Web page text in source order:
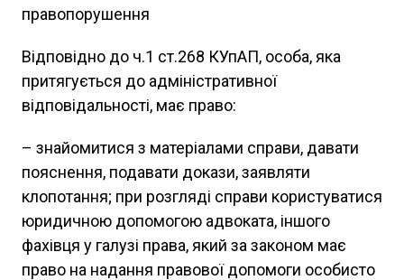
правопорушення
Відповідно до ч.1 ст.268 КУпАП, особа, яка
притягується до адміністративної
відповідальності, має право:
– знайомитися з матеріалами справи, давати
пояснення, подавати докази, заявляти
клопотання; при розгляді справи користуватися
юридичною допомогою адвоката, іншого
фахівця у галузі права, який за законом має
право на надання правової допомоги особисто